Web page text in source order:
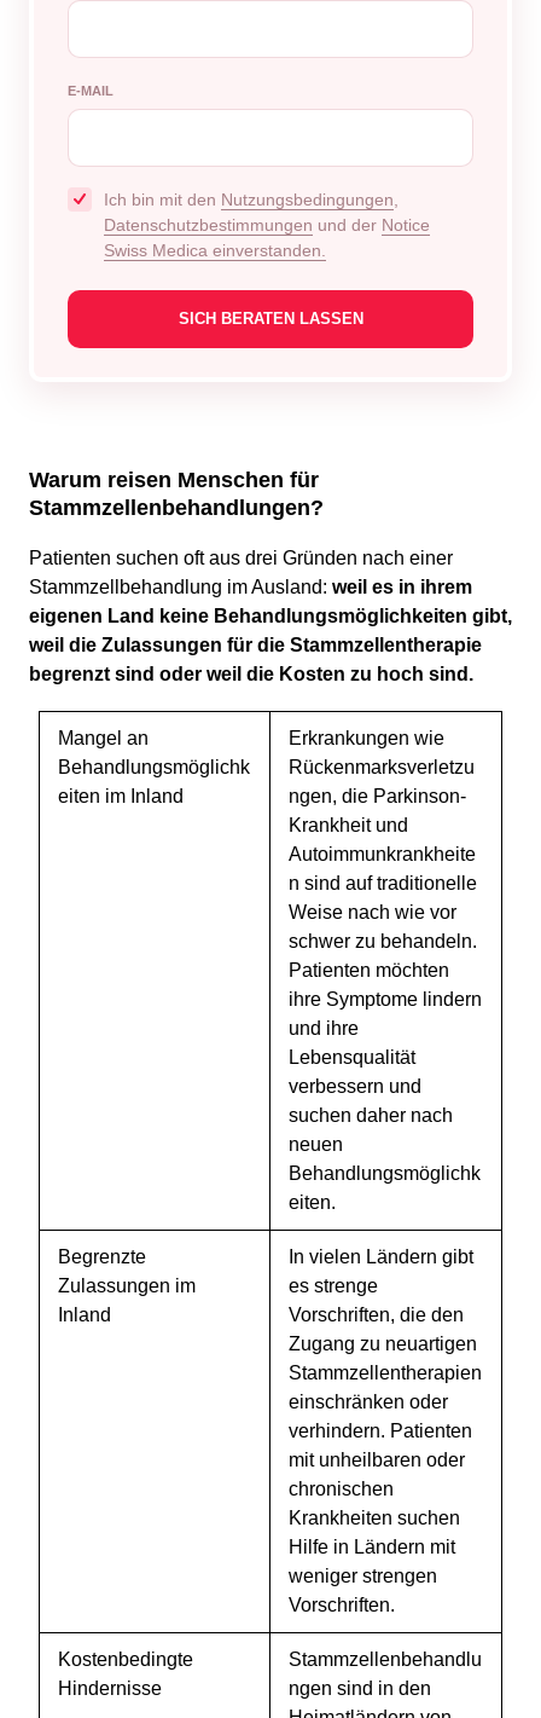
E-MAIL
Ich bin mit den Nutzungsbedingungen
Datenschutzbestimmungen und der Notice
Swiss Medica einverstanden.
Warum reisen Menschen für
Stammzellenbehandlungen?
Patienten suchen oft aus drei Gründen nach einer
Stammzellbehandlung im Ausland: weil es in ihrem
eigenen Land keine Behandlungsmöglichkeiten gibt,
weil die Zulassungen für die Stammzellentherapie
begrenzt sind oder weil die Kosten zu hoch sind.
Mangel an
Behandlungsmöglichk
eiten im Inland
Erkrankungen wie
Rückenmarksverletzu
ngen, die Parkinson-
Krankheit und
Autoimmunkrankheite
n sind auf traditionelle
Weise nach wie vor
schwer zu behandeln.
Patienten möchten
ihre Symptome lindern
und ihre
Lebensqualität
verbessern und
suchen daher nach
neuen
Behandlungsmöglichk
eiten.
Begrenzte
Zulassungen im
Inland
In vielen Ländern gibt
es strenge
Vorschriften, die den
Zugang zu neuartigen
Stammzellentherapien
einschränken oder
verhindern. Patienten
mit unheilbaren oder
chronischen
Krankheiten suchen
Hilfe in Ländern mit
weniger strengen
Vorschriften.
Kostenbedingte
Hindernisse
Stammzellenbehandlu
ngen sind in den